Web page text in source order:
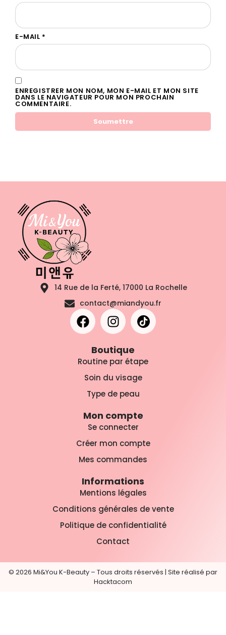
E-MAIL *
ENREGISTRER MON NOM, MON E-MAIL ET MON SITE
DANS LE NAVIGATEUR POUR MON PROCHAIN
COMMENTAIRE.
14 Rue de la Ferté, 17000 La Rochelle
contact@miandyou.fr
Boutique
Routine par étape
Soin du visage
Type de peau
Mon compte
Se connecter
Créer mon compte
Mes commandes
Informations
Mentions légales
Conditions générales de vente
Politique de confidentialité
Contact
© 2026 Mi&You K-Beauty – Tous droits réservés | Site réalisé par
Hacktacom